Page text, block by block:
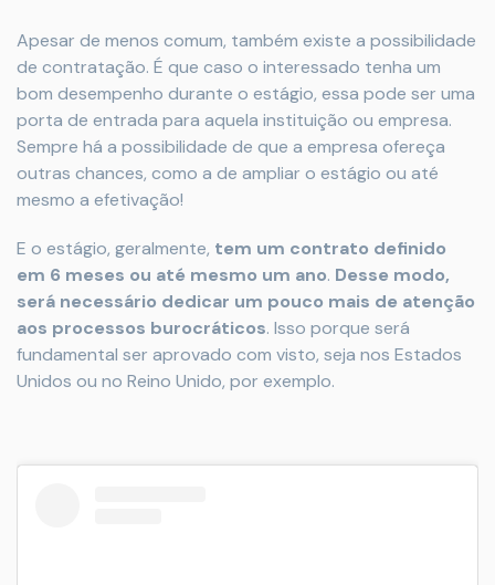
Apesar de menos comum, também existe a possibilidade
de contratação. É que caso o interessado tenha um
bom desempenho durante o estágio, essa pode ser uma
porta de entrada para aquela instituição ou empresa.
Sempre há a possibilidade de que a empresa ofereça
outras chances, como a de ampliar o estágio ou até
mesmo a efetivação!
E o estágio, geralmente, tem um contrato definido
em 6 meses ou até mesmo um ano. Desse modo,
será necessário dedicar um pouco mais de atenção
aos processos burocráticos. Isso porque será
fundamental ser aprovado com visto, seja nos Estados
Unidos ou no Reino Unido, por exemplo.